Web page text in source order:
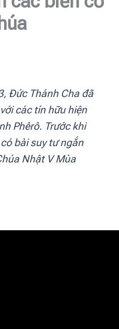
Đức Thánh Cha đã
các tín hữu hiện
Phêrô. Trước khi
bài suy tư ngắn
Nhật V Mùa